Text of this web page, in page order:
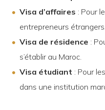
Visa d’affaires : Pour
entrepreneurs étrangers.
Visa de résidence :
s’établir au Maroc.
Visa étudiant : Pour
dans une institution